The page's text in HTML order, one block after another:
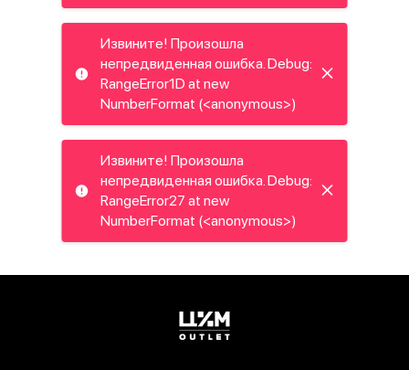
Извините! Произошла
непредвиденная ошибка. Debug:
RangeError1D at new
NumberFormat (<anonymous>)
Извините! Произошла
непредвиденная ошибка. Debug:
RangeError27 at new
NumberFormat (<anonymous>)
Извините! Произошла
RangeError4Y at new
NumberFormat (<anonymous>)